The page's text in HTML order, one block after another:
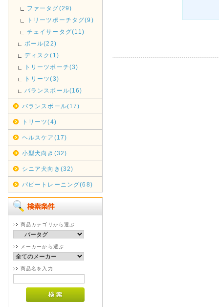
ファータグ(29)
トリーツポーチタグ(9)
チェイサータグ(11)
ボール(22)
ディスク(1)
トリーツポーチ(3)
トリーツ(3)
バランスボール(16)
バランスボール(17)
トリーツ(4)
ヘルスケア(17)
小型犬向き(32)
シニア犬向き(32)
パピートレーニング(68)
商品カテゴリから選ぶ
メーカーから選ぶ
商品名を入力